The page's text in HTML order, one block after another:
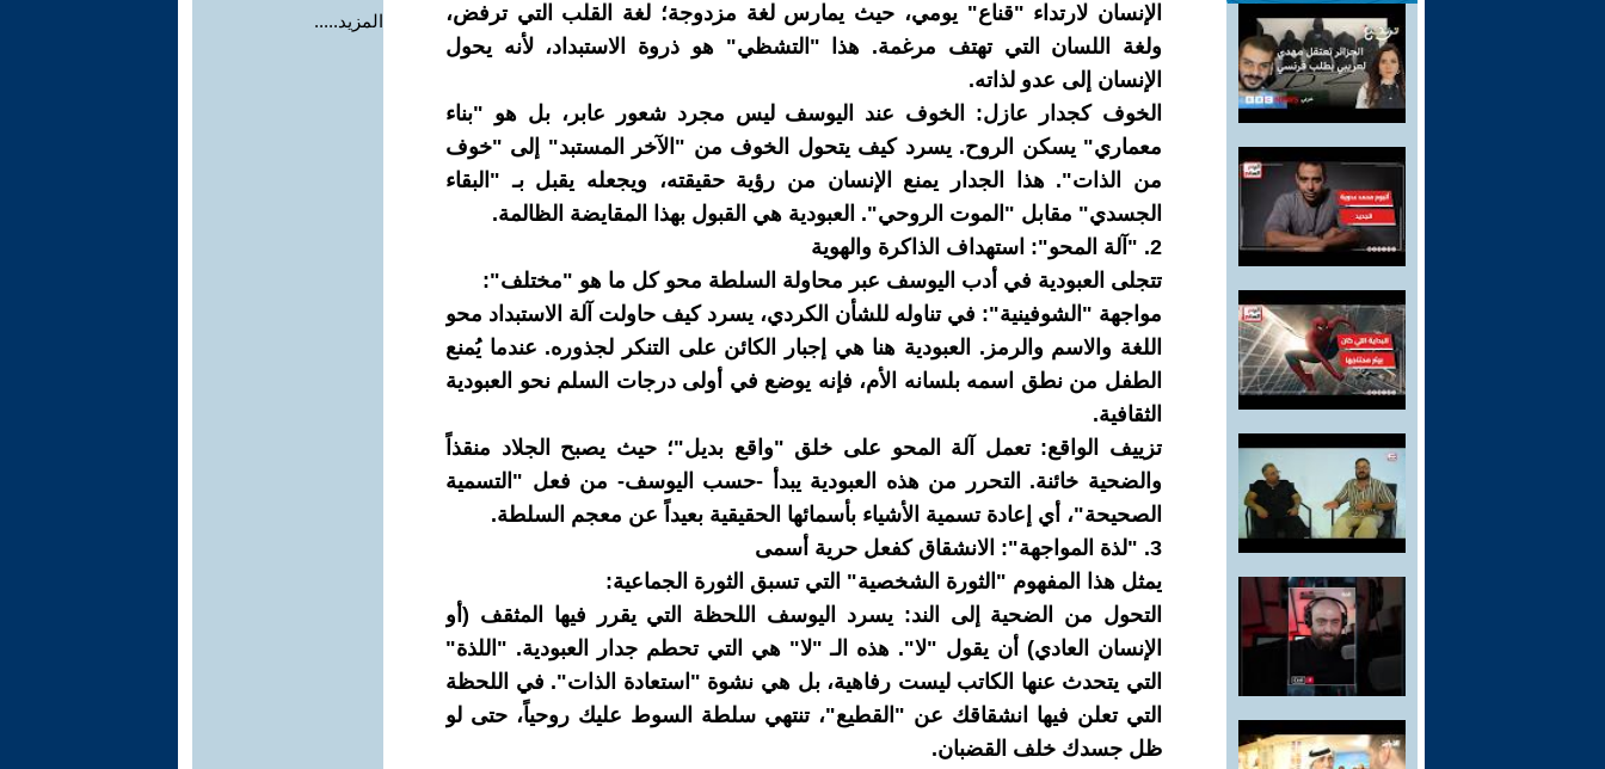
الإنسان لارتداء "قناع" يومي، حيث يمارس لغة مزدوجة؛ لغة القلب التي ترفض،
ولغة اللسان التي تهتف مرغمة. هذا "التشظي" هو ذروة الاستبداد، لأنه يحول
الإنسان إلى عدو لذاته.
الخوف كجدار عازل: الخوف عند اليوسف ليس مجرد شعور عابر، بل هو "بناء
معماري" يسكن الروح. يسرد كيف يتحول الخوف من "الآخر المستبد" إلى "خوف
من الذات". هذا الجدار يمنع الإنسان من رؤية حقيقته، ويجعله يقبل بـ "البقاء
الجسدي" مقابل "الموت الروحي". العبودية هي القبول بهذا المقايضة الظالمة.
2. "آلة المحو": استهداف الذاكرة والهوية
تتجلى العبودية في أدب اليوسف عبر محاولة السلطة محو كل ما هو "مختلف":
مواجهة "الشوفينية": في تناوله للشأن الكردي، يسرد كيف حاولت آلة الاستبداد محو
اللغة والاسم والرمز. العبودية هنا هي إجبار الكائن على التنكر لجذوره. عندما يُمنع
الطفل من نطق اسمه بلسانه الأم، فإنه يوضع في أولى درجات السلم نحو العبودية
الثقافية.
تزييف الواقع: تعمل آلة المحو على خلق "واقع بديل"؛ حيث يصبح الجلاد منقذاً
والضحية خائنة. التحرر من هذه العبودية يبدأ -حسب اليوسف- من فعل "التسمية
الصحيحة"، أي إعادة تسمية الأشياء بأسمائها الحقيقية بعيداً عن معجم السلطة.
3. "لذة المواجهة": الانشقاق كفعل حرية أسمى
يمثل هذا المفهوم "الثورة الشخصية" التي تسبق الثورة الجماعية:
التحول من الضحية إلى الند: يسرد اليوسف اللحظة التي يقرر فيها المثقف (أو
الإنسان العادي) أن يقول "لا". هذه الـ "لا" هي التي تحطم جدار العبودية. "اللذة"
التي يتحدث عنها الكاتب ليست رفاهية، بل هي نشوة "استعادة الذات". في اللحظة
التي تعلن فيها انشقاقك عن "القطيع"، تنتهي سلطة السوط عليك روحياً، حتى لو
ظل جسدك خلف القضبان.
المزيد.....